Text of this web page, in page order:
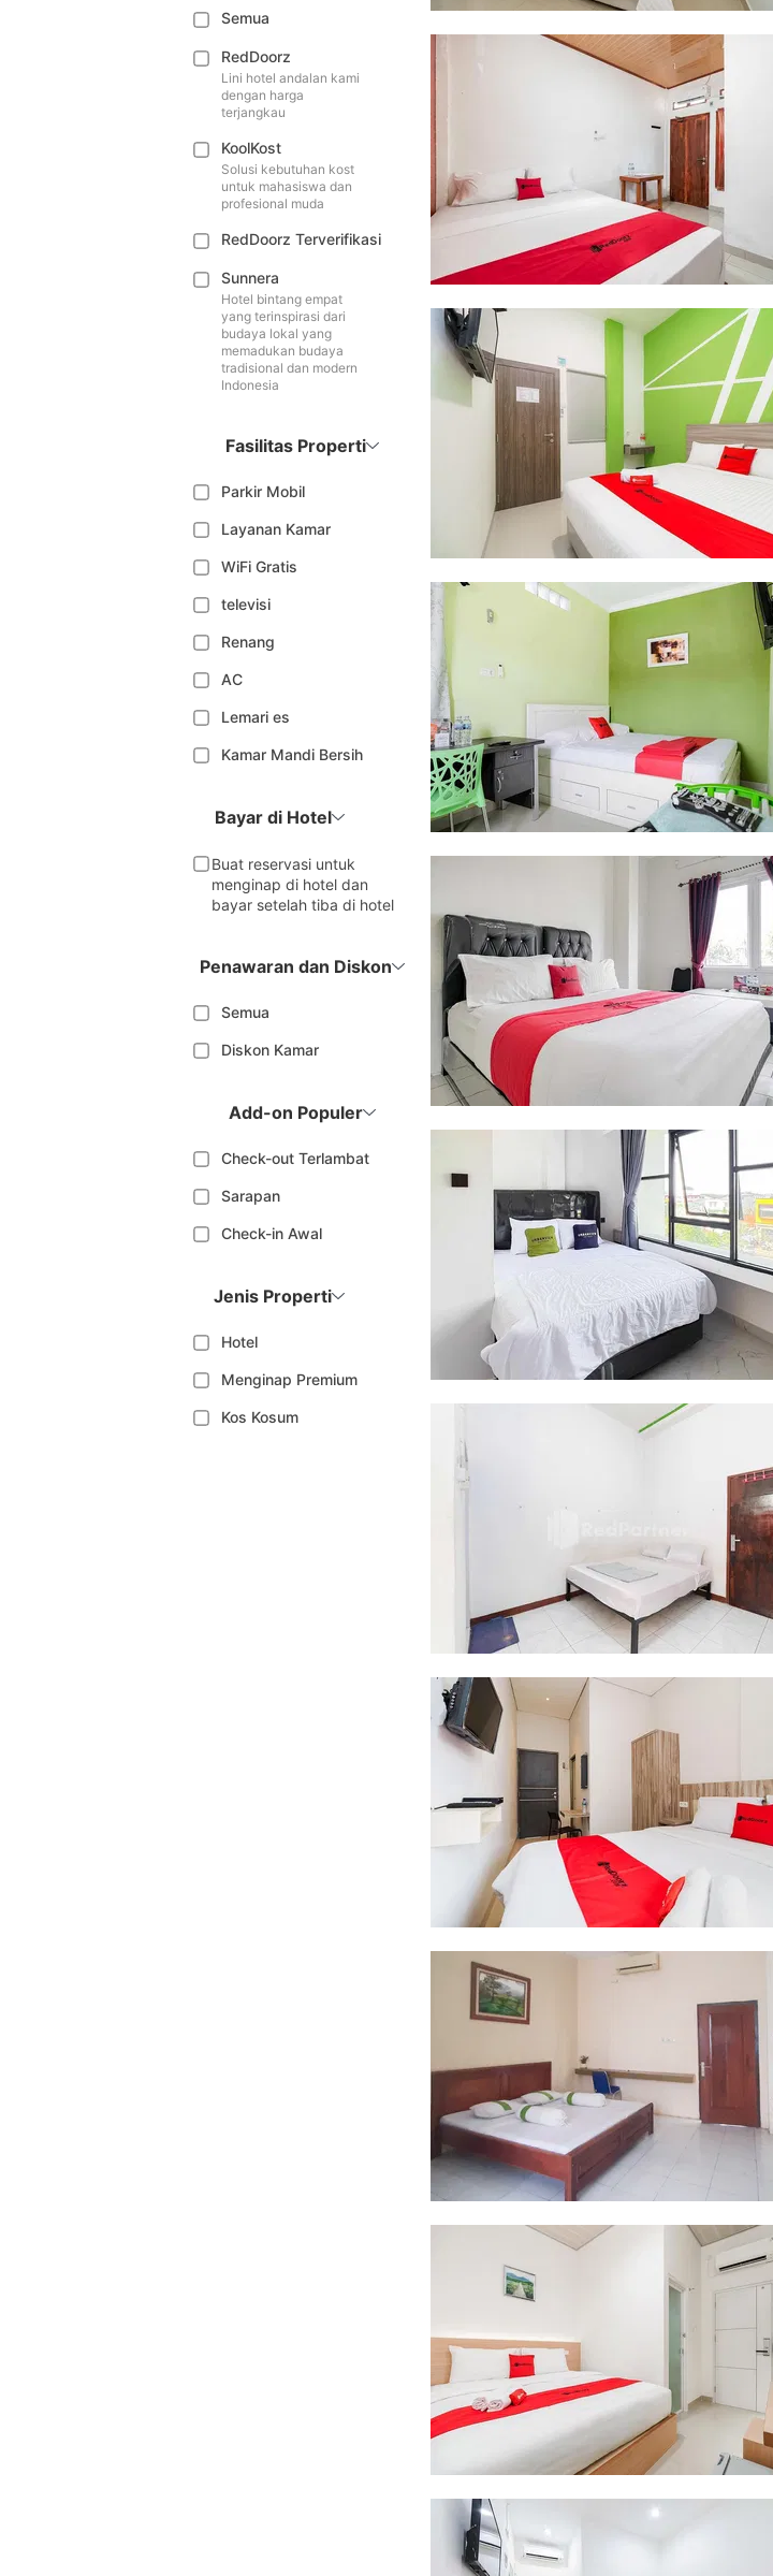
Semua
RedDoorz
Lini hotel andalan kami
dengan harga
terjangkau
KoolKost
Solusi kebutuhan kost
untuk mahasiswa dan
profesional muda
RedDoorz Terverifikasi
Sunnera
Hotel bintang empat
yang terinspirasi dari
budaya lokal yang
memadukan budaya
tradisional dan modern
Indonesia
Fasilitas Properti
Parkir Mobil
Layanan Kamar
WiFi Gratis
televisi
Renang
AC
Lemari es
Kamar Mandi Bersih
Bayar di Hotel
Buat reservasi untuk
menginap di hotel dan
bayar setelah tiba di hotel
Penawaran dan Diskon
Semua
Diskon Kamar
Add-on Populer
Check-out Terlambat
Sarapan
Check-in Awal
Jenis Properti
Hotel
Menginap Premium
Kos Kosum